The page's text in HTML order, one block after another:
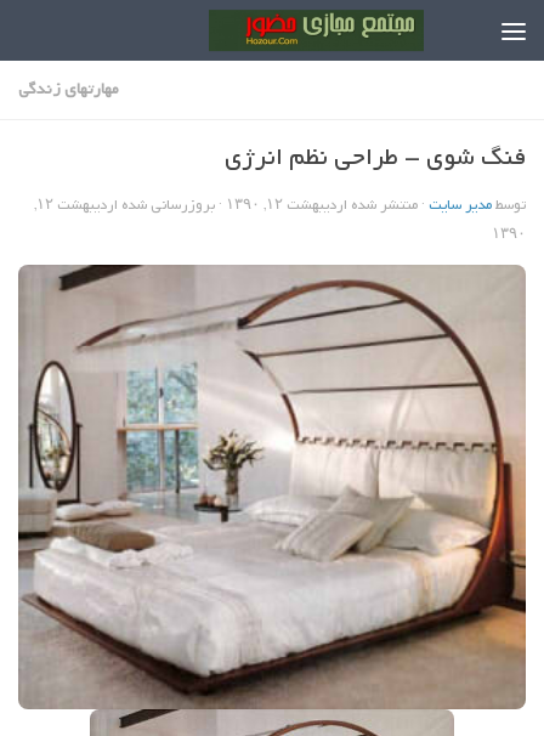
مهارتهاي زندگي
فنگ شوی – طراحی نظم انرژی
توسطمدیر سایت · منتشر شده اردیبهشت ۱۲, ۱۳۹۰ · بروزرسانی شده
اردیبهشت ۱۲,
۱۳۹۰